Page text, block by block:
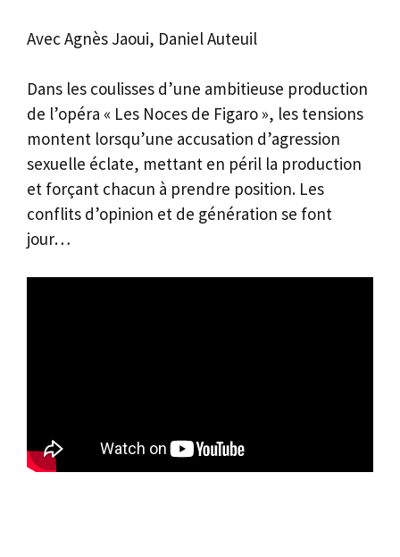
Avec Agnès Jaoui, Daniel Auteuil
Dans les coulisses d’une ambitieuse production
de l’opéra « Les Noces de Figaro », les tensions
montent lorsqu’une accusation d’agression
sexuelle éclate, mettant en péril la production
et forçant chacun à prendre position. Les
conflits d’opinion et de génération se font
jour…